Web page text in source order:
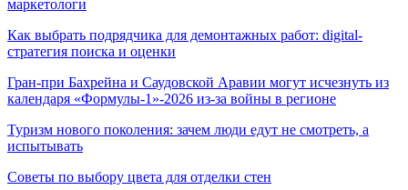
маркетологи
Как выбрать подрядчика для демонтажных работ: digital-
стратегия поиска и оценки
Гран-при Бахрейна и Саудовской Аравии могут исчезнуть из
календаря «Формулы-1»-2026 из-за войны в регионе
Туризм нового поколения: зачем люди едут не смотреть, а
испытывать
Советы по выбору цвета для отделки стен